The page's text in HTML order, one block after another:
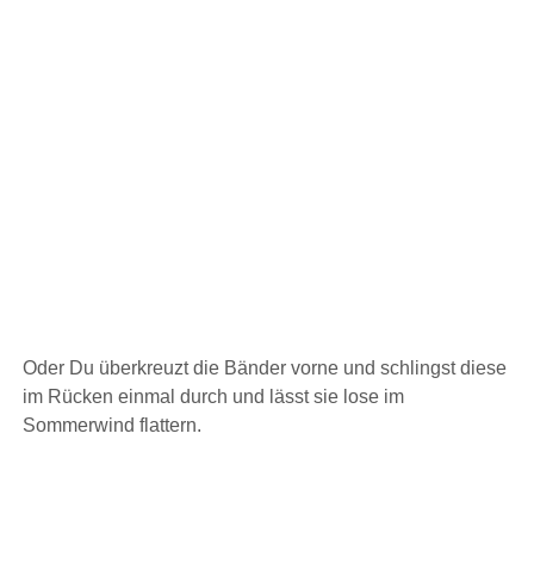
Oder Du überkreuzt die Bänder vorne und schlingst diese
im Rücken einmal durch und lässt sie lose im
Sommerwind flattern.